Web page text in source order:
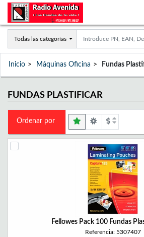
Todas las categorías
Inicio Máquinas Oficina Fundas
FUNDAS PLASTIFICAR
Ordenar por
Fellowes Pack 100 Fundas
Referencia: 5307407